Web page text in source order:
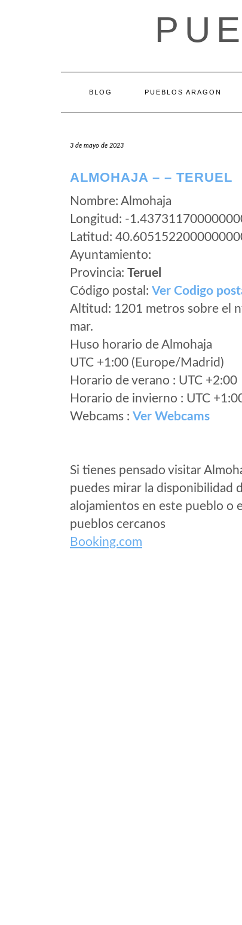
BLOG PUEBLOS ARAGON
3 de mayo de 2023
ALMOHAJA – – TERUEL
Nombre: Almohaja
Longitud: -
Latitud:
Ayuntamiento:
Provincia: Teruel
Código postal: Ver Codigo
Altitud: 1201 metros sobre el
mar.
Huso horario de Almohaja
UTC +1:00 (Europe/Madrid)
Horario de verano : UTC +2:00
Horario de invierno : UTC
Webcams : Ver Webcams
Si tienes pensado visitar
puedes mirar la disponibilidad
alojamientos en este pueblo o
pueblos cercanos
Booking.com